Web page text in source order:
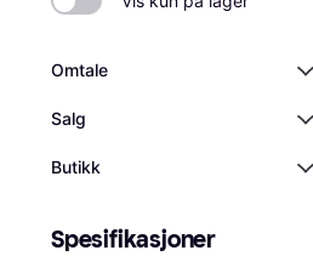
Omtale
Salg
Butikk
Spesifikasjoner